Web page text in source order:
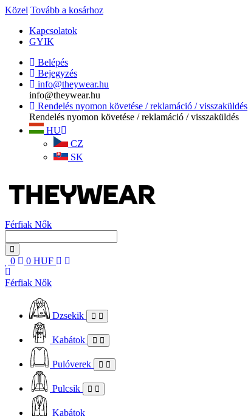
Közel Tovább a kosárhoz
Kapcsolatok
GYIK
Belépés
Bejegyzés
info@theywear.hu
info@theywear.hu
Rendelés nyomon követése / reklamáció / visszaküldés
Rendelés nyomon követése / reklamáció / visszaküldés
HU
CZ
SK
Férfiak Nők
0 0 HUF
Férfiak Nők
Dzsekik
Kabátok
Pulóverek
Pulcsik
Kabátok